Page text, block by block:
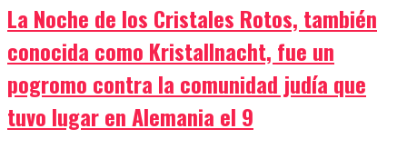
La Noche de los Cristales Rotos, también
conocida como Kristallnacht, fue un
pogromo contra la comunidad judía que
tuvo lugar en Alemania el 9